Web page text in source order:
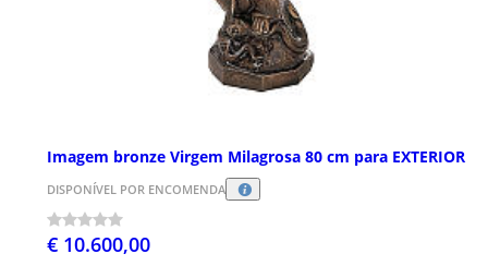
Imagem bronze Virgem Milagrosa 80 cm para EXTERIOR
DISPONÍVEL POR ENCOMENDA
€ 10.600,00